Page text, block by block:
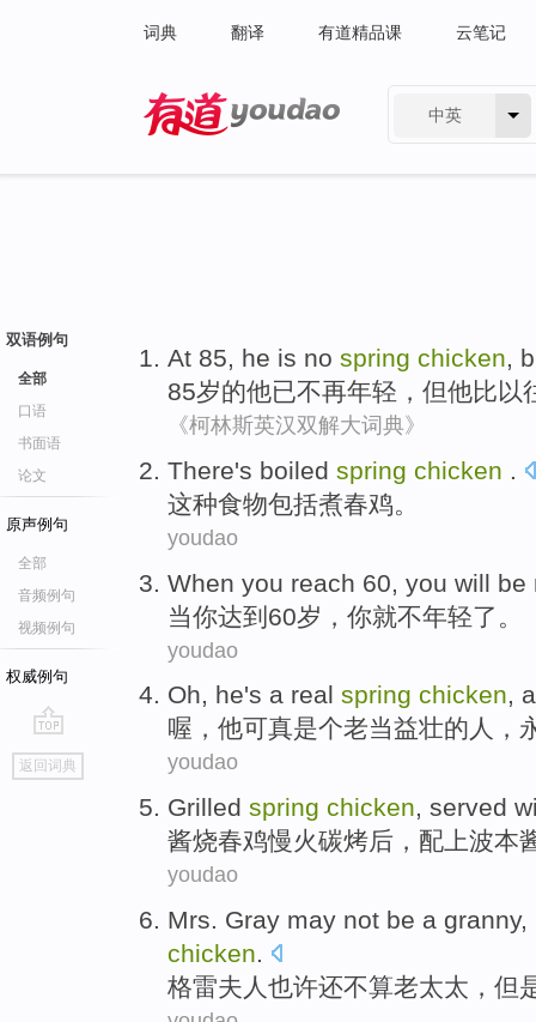
词典 翻译 有道精品课 云笔记
中英
双语例句
全部
口语
书面语
论文
原声例句
全部
音频例句
视频例句
权威例句
go
top
返回词典
At 85, he is no spring chicken,
85岁的他已不再年轻 ， 但他比以
《柯林斯英汉双解大词典》
There's boiled spring chicken .
这种食物包括煮春鸡。
youdao
When you reach 60 , you will be
当你达到 60岁 ，你就不年轻了。
youdao
Oh, he's a real spring chicken,
喔 ， 他可真是个老当益壮的人，
youdao
Grilled spring chicken, served
酱烧春鸡慢火碳烤后， 配 上波本
youdao
Mrs. Gray may not be a granny,
chicken.
格雷夫人 也许还不算老太太， 但